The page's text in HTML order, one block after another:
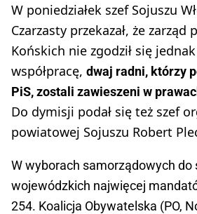
W poniedziałek szef Sojuszu
Czarzasty przekazał, że zarząd
Końskich nie zgodził się
współpracę, dwaj radni, którzy
PiS, zostali zawieszeni w
Do dymisji podał się też szef
powiatowej Sojuszu Robert
W wyborach samorządowych do
wojewódzkich najwięcej
254. Koalicja Obywatelska (PO,